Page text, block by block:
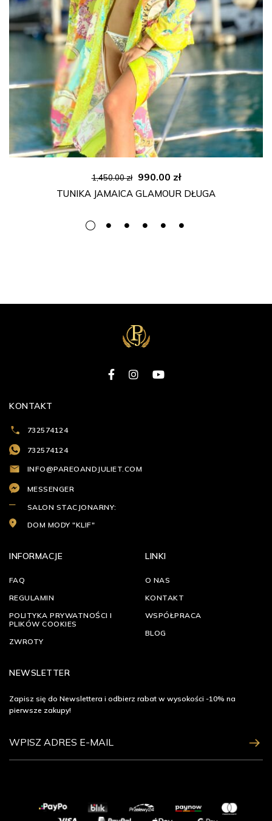
1,450.00zł
Pierwotna
cena
1,450.00 zł.
990.00 złAktualna
cena
990.00 zł.
TUNIKA JAMAICA GLAMOUR DŁUGA
KONTAKT
732574124
732574124
INFO@PAREOANDJULIET.COM
MESSENGER
SALON STACJONARNY:
DOM MODY "KLIF"
INFORMACJE
FAQ
REGULAMIN
POLITYKA PRYWATNOŚCI I
PLIKÓW COOKIES
ZWROTY
LINKI
O NAS
KONTAKT
WSPÓŁPRACA
BLOG
NEWSLETTER
Zapisz się do Newslettera i odbierz rabat w wysokości -10% na
pierwsze zakupy!